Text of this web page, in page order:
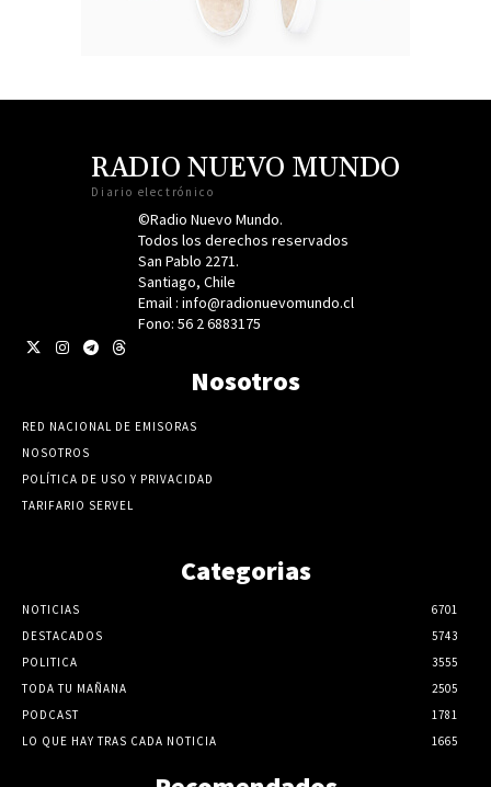
RADIO NUEVO MUNDO
Diario electrónico
©Radio Nuevo Mundo.
Todos los derechos reservados
San Pablo 2271.
Santiago, Chile
Email : info@radionuevomundo.cl
Fono: 56 2 6883175
Nosotros
RED NACIONAL DE EMISORAS
NOSOTROS
POLÍTICA DE USO Y PRIVACIDAD
TARIFARIO SERVEL
Categorias
NOTICIAS
6701
DESTACADOS
5743
POLITICA
3555
TODA TU MAÑANA
2505
PODCAST
1781
LO QUE HAY TRAS CADA NOTICIA
1665